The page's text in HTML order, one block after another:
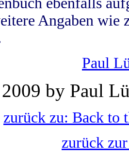
Angaben wie
Paul
by Paul
zurück zu: Back to
zurück